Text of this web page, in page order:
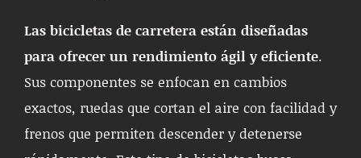
Las bicicletas de carretera están diseñadas
para ofrecer un rendimiento ágil y eficiente.
Sus componentes se enfocan en cambios
exactos, ruedas que cortan el aire con facilidad y
frenos que permiten descender y detenerse